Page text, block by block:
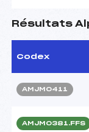
Résultats
Codex
AMJM0411
AMJM0381.FFS